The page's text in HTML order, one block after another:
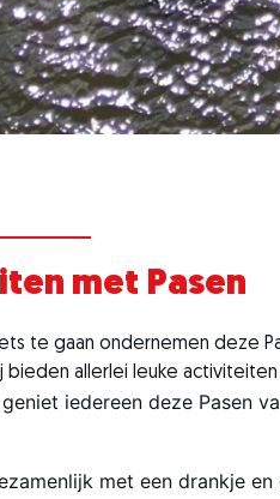
met Pasen
te gaan ondernemen deze
bieden allerlei leuke
iedereen deze Pasen
met een drankje en